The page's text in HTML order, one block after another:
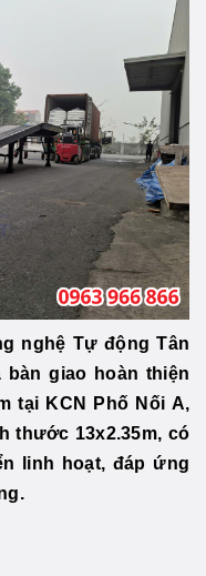
nghệ Tự động Tân
giao hoàn thiện
tại KCN Phố Nối A,
thước 13x2.35m, có
linh hoạt, đáp ứng